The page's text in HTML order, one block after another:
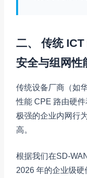
二、 传统
安全与组网性
传统设备厂商（如
性能 CPE 路由硬
极强的企业内网行
高。
根据我们在SD-
2026 年的企业级